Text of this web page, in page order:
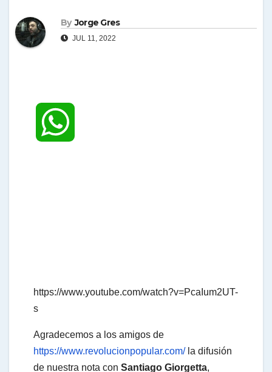
By Jorge Gres
JUL 11, 2022
p
https://www.youtube.com/watch?v=PcaIum2UT-
s
Agradecemos a los amigos de
https://www.revolucionpopular.com/la difusión
de nuestra nota con Santiago Giorgetta,